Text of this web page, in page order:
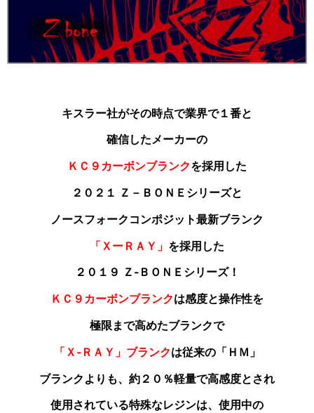
キスラー社がその時点で業界で１番と
確信したメーカーの
ＫＣ９カーボンブランクを採用した
２０２１ Ｚ－ＢＯＮＥシリーズと
ノースフォークコンポジット最新ブランク
「ＸーＲＡＹ」 を採用した
２０１９ Ｚ‐ＢＯＮＥシリーズ！
ＫＣ９カーボンブランクは感度と操作性を
極限まで高めたブランクで
「Ｘ‐ＲＡＹ」ブランクは従来の「ＨＭ」
ブランクよりも、約２０％軽量で高感度とされ
使用されている特殊なレジンは、使用中の